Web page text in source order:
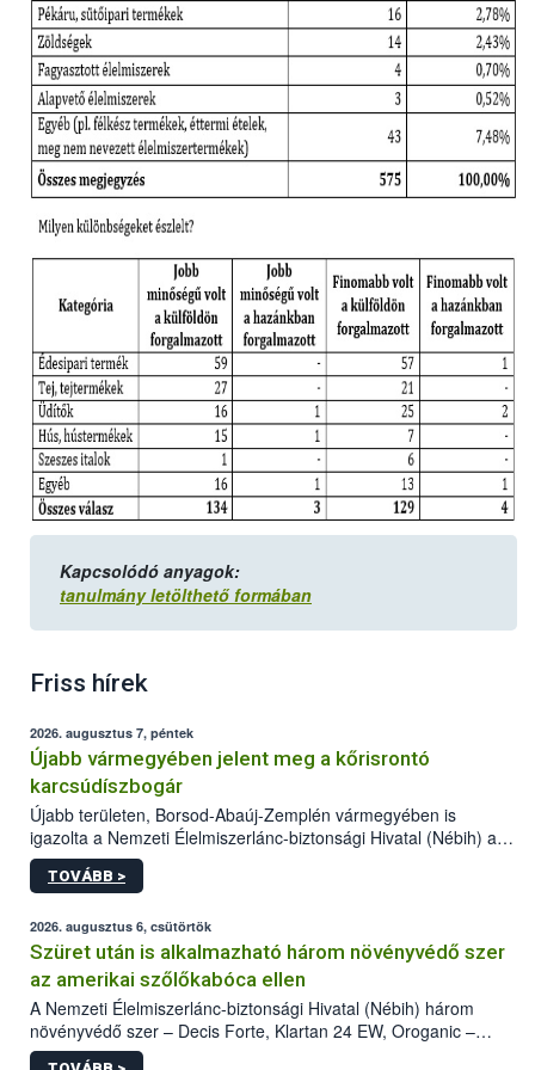
Kapcsolódó anyagok:
tanulmány letölthető formában
Friss hírek
2026. augusztus 7, péntek
Újabb vármegyében jelent meg a kőrisrontó
karcsúdíszbogár
Újabb területen, Borsod-Abaúj-Zemplén vármegyében is
igazolta a Nemzeti Élelmiszerlánc-biztonsági Hivatal (Nébih) a
kőrisrontó karcsúdíszbogár (Agrilus planipennis) jelenlétét. A
kártevőt nem csak színcsapdában találták meg, de már fertőzött
az intenzív felderítést, emellett az intézkedéseket a szlovák
hatósággal is összehangolják a terjedés megállítása érdekében.
TOVÁBB >
2026. augusztus 6, csütörtök
Szüret után is alkalmazható három növényvédő szer
az amerikai szőlőkabóca ellen
A Nemzeti Élelmiszerlánc-biztonsági Hivatal (Nébih) három
növényvédő szer – Decis Forte, Klartan 24 EW, Oroganic –
engedélyokiratát módosította, így azok a szüretet követően,